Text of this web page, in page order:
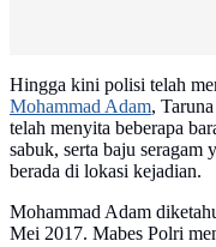
Hingga kini polisi telah
Mohammad Adam,
telah menyita beberapa
sabuk, serta baju seragam
berada di lokasi kejadian.
Mohammad Adam
Mei 2017. Mabes Polri